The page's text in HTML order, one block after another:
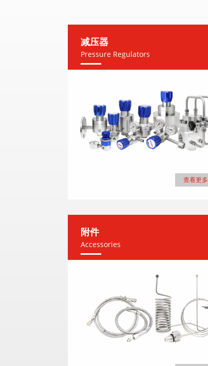
减压器
Pressure Regulators
查看更多
附件
Accessories